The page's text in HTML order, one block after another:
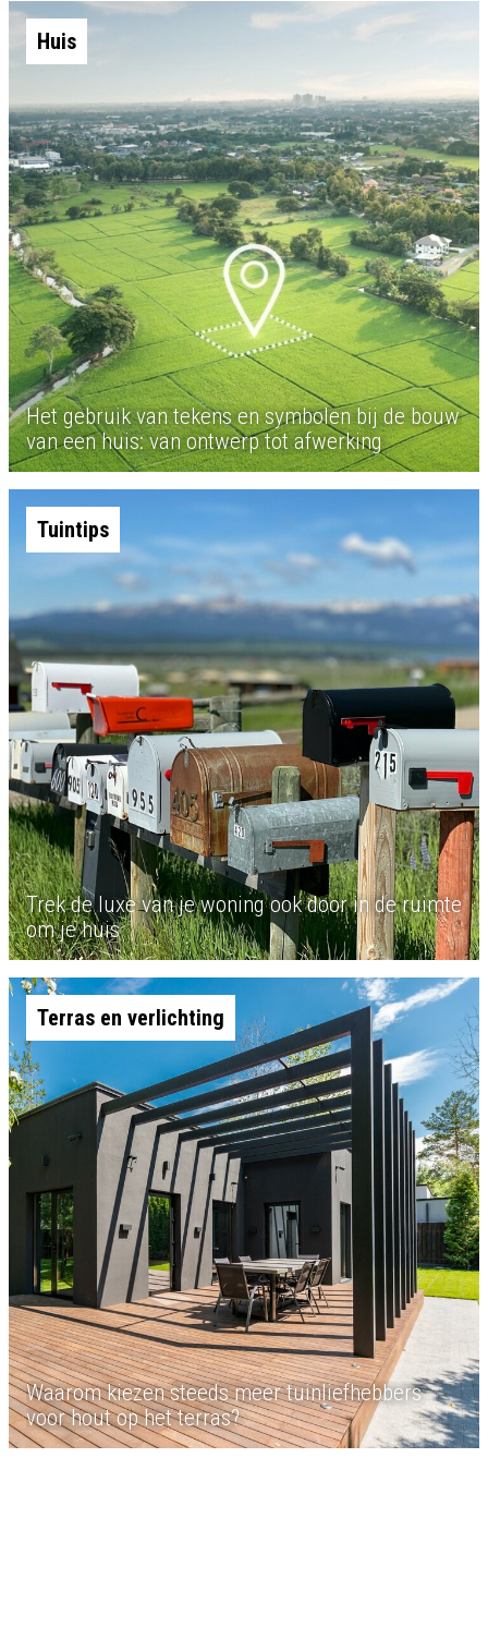
Huis
Het gebruik van tekens en symbolen bij de bouw
van een huis: van ontwerp tot afwerking
Tuintips
Trek de luxe van je woning ook door in de ruimte
om je huis
Terras en verlichting
Waarom kiezen steeds meer tuinliefhebbers
voor hout op het terras?